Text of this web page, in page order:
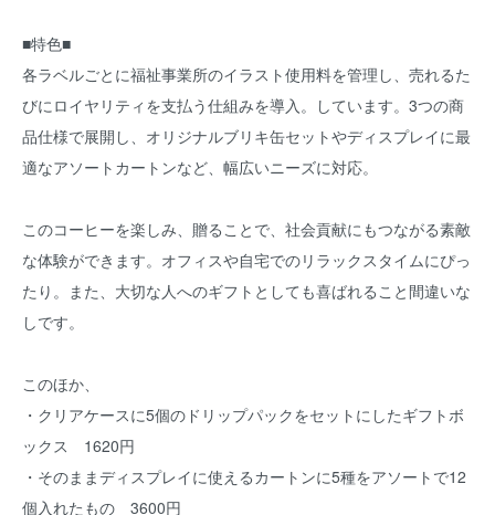
■特色■
各ラベルごとに福祉事業所のイラスト使用料を管理し、売れるた
びにロイヤリティを支払う仕組みを導入。しています。3つの商
品仕様で展開し、オリジナルブリキ缶セットやディスプレイに最
適なアソートカートンなど、幅広いニーズに対応。
このコーヒーを楽しみ、贈ることで、社会貢献にもつながる素敵
な体験ができます。オフィスや自宅でのリラックスタイムにぴっ
たり。また、大切な人へのギフトとしても喜ばれること間違いな
しです。
このほか、
・クリアケースに5個のドリップパックをセットにしたギフトボ
ックス 1620円
・そのままディスプレイに使えるカートンに5種をアソートで12
個入れたもの 3600円